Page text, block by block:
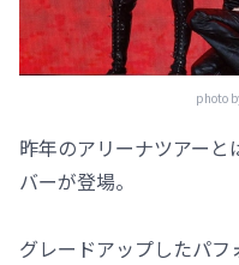
photo
昨年のアリーナツアー
バーが登場。
グレードアップしたパ